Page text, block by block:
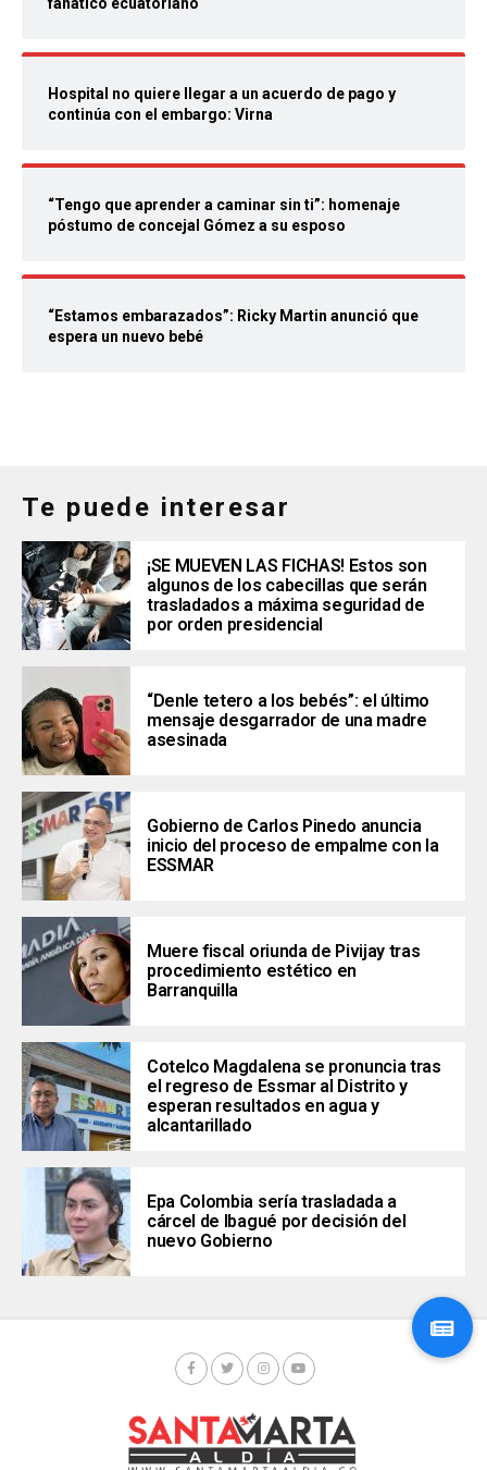
Hospital no quiere llegar a un acuerdo de pago y
continúa con el embargo: Virna
“Tengo que aprender a caminar sin ti”: homenaje
póstumo de concejal Gómez a su esposo
“Estamos embarazados”: Ricky Martin anunció que
espera un nuevo bebé
Te puede interesar
¡SE MUEVEN LAS FICHAS! Estos son
algunos de los cabecillas que serán
trasladados a máxima seguridad de
por orden presidencial
“Denle tetero a los bebés”: el último
mensaje desgarrador de una madre
asesinada
Gobierno de Carlos Pinedo anuncia
inicio del proceso de empalme con la
ESSMAR
Muere fiscal oriunda de Pivijay tras
procedimiento estético en
Barranquilla
Cotelco Magdalena se pronuncia tras
el regreso de Essmar al Distrito y
esperan resultados en agua y
alcantarillado
Epa Colombia sería trasladada a
cárcel de Ibagué por decisión del
nuevo Gobierno